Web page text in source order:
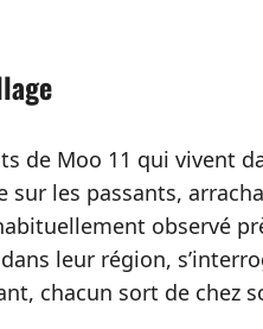
de Moo 11 qui vivent
sur les passants,
observé
leur région,
chacun sort de chez